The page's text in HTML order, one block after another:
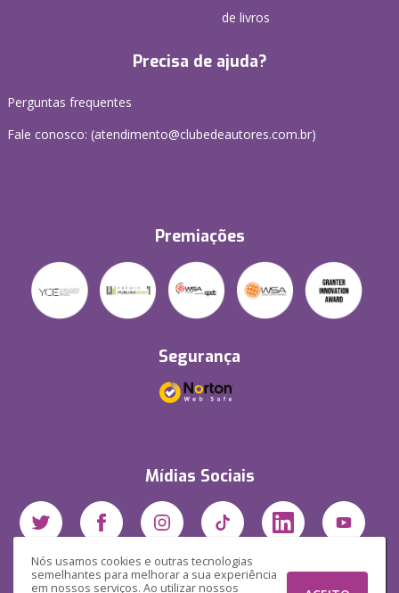
Nós usamos cookies e outras tecnologias
semelhantes para melhorar a sua experiência
em nossos serviços. Ao utilizar nossos
de livros
Precisa de ajuda?
Perguntas frequentes
Fale conosco: (atendimento@clubedeautores.com.br)
Premiações
Segurança
Mídias Sociais